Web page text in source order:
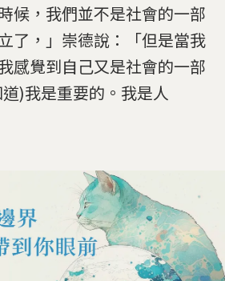
候，我們並不是社會的一部
，」崇德說：「但是當我
感覺到自己又是社會的一部
)我是重要的。我是人